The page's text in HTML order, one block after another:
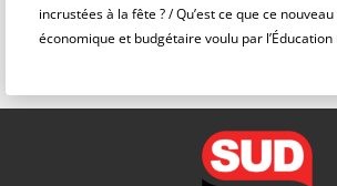
incrustées à la fête ? / Qu’est ce que ce
économique et budgétaire voulu par l’Éducation